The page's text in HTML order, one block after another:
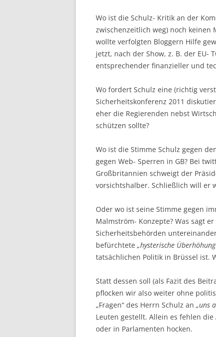
Wo ist die Schulz- Kritik an der
zwischenzeitlich weg) noch keinen
wollte verfolgten Bloggern Hilfe
jetzt, nach der Show, z. B. der EU-
entsprechender finanzieller und
Wo fordert Schulz eine (richtig
Sicherheitskonferenz 2011
eher die Regierenden nebst
schützen sollte?
Wo ist die Stimme Schulz gegen
gegen Web- Sperren in GB? Bei
Großbritannien schweigt der
vorsichtshalber. Schließlich will er
Oder wo ist seine Stimme gegen
Malmström- Konzepte? Was sagt
Sicherheitsbehörden
befürchtete „hysterische
tatsächlichen Politik in Brüssel ist.
Statt dessen soll (als Fazit des
pflocken wir also weiter ohne
„Fragen“ des Herrn Schulz an „uns
Leuten gestellt. Allein es fehlen
oder in Parlamenten hocken.